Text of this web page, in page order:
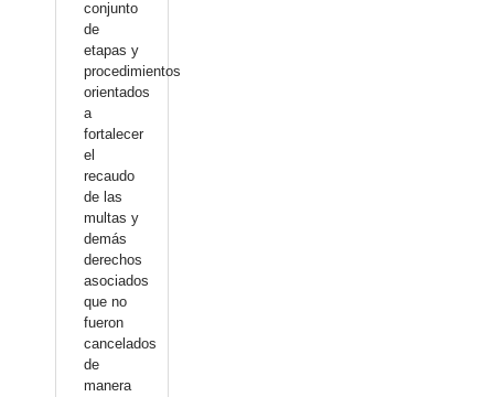
conjunto
de
etapas y
procedimientos
orientados
a
fortalecer
el
recaudo
de las
multas y
demás
derechos
asociados
que no
fueron
cancelados
de
manera